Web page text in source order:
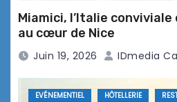
Assiette
La Maréa …
Miamici, l’Italie
au cœur de Nice
Juin 19, 2026 IDmedia
EVÉNEMENTIEL HÔTELLERIE